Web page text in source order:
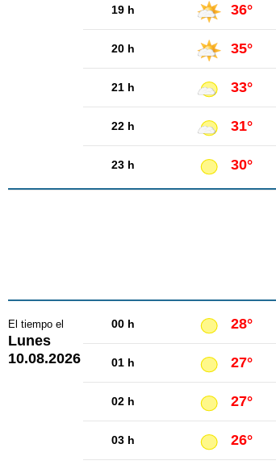
19 h 36°
20 h 35°
21 h 33°
22 h 31°
23 h 30°
El tiempo el
Lunes
10.08.2026
00 h 28°
01 h 27°
02 h 27°
03 h 26°